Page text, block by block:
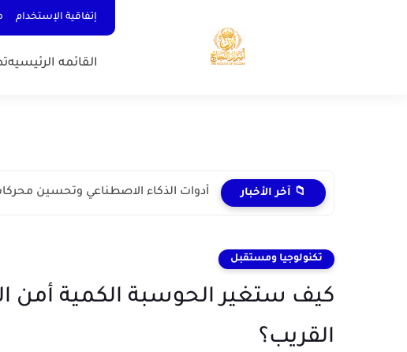
إتفاقية الإستخدام
القائمه الرئيسيه
📁 آخر الأخبار أدوات الذكاء الاصطناعي وتحسين
تكنولوجيا ومستقبل
كيف ستغير الحوسبة الكمية أمن
القريب؟